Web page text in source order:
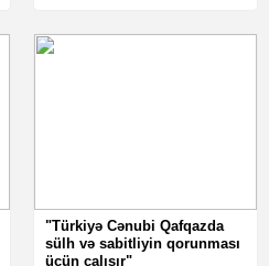
"Türkiyə Cənubi Qafqazda
sülh və sabitliyin qorunması
üçün çalışır"